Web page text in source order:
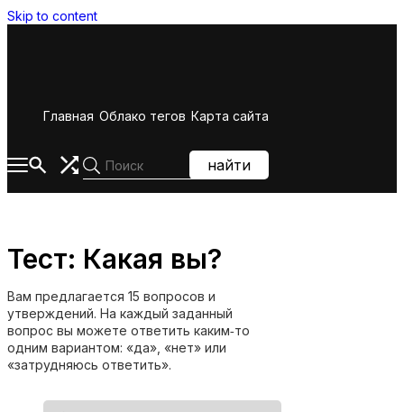
Skip to content
Главная Облако тегов Карта сайта
найти
Тест: Какая вы?
Вам предлагается 15 вопросов и
утверждений. На каждый заданный
вопрос вы можете ответить каким‑то
одним вариантом: «да», «нет» или
«затрудняюсь ответить».